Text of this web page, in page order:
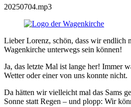
20250704.mp3
Lieber Lorenz, schön, dass wir endlich
Wagenkirche unterwegs sein können!
Ja, das letzte Mal ist lange her! Immer
Wetter oder einer von uns konnte nicht.
Da hätten wir vielleicht mal das Sams
Sonne statt Regen – und plopp: Wir